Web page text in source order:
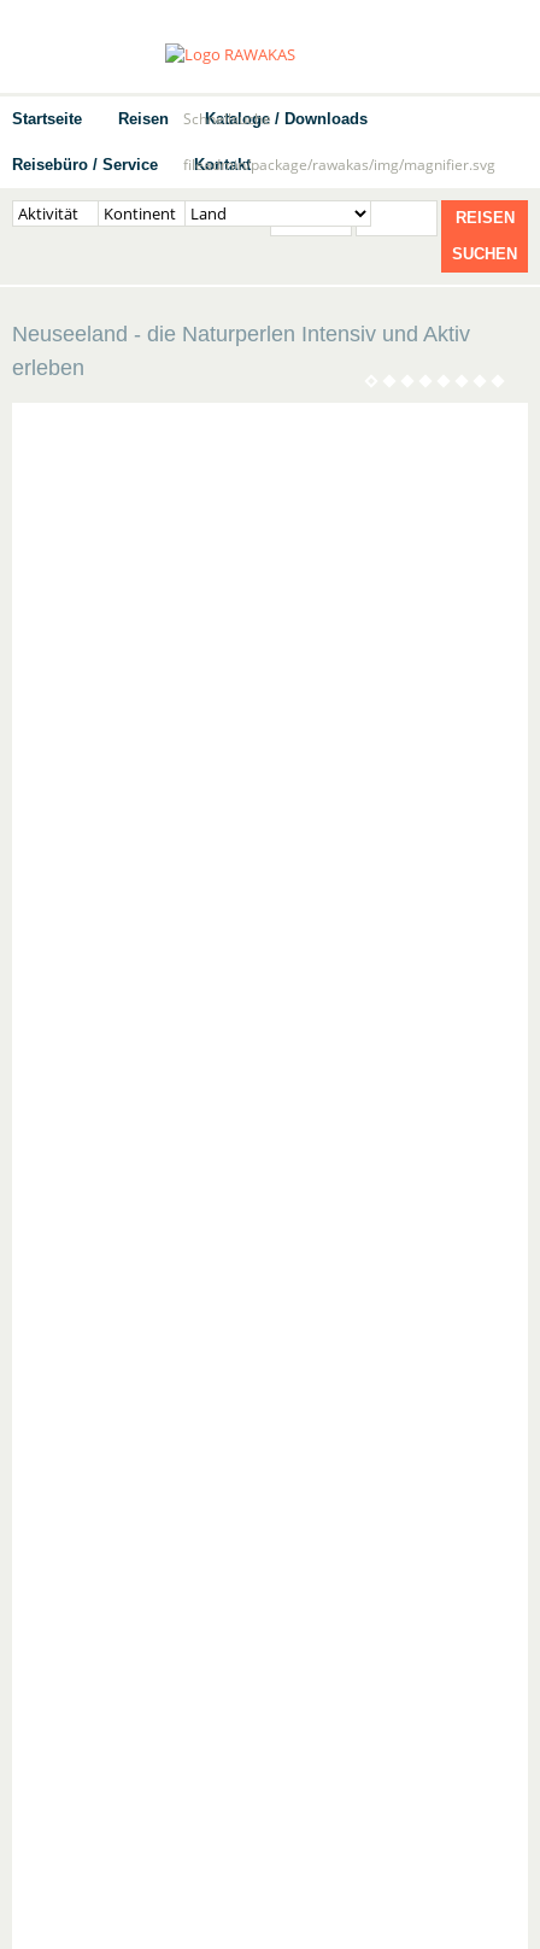
Startseite Reisen Kataloge / Downloads
Reisebüro / Service Kontakt
Schnellsuche
fileadmin/package/rawakas/img/magnifier.svg
REISEN
SUCHEN
Neuseeland - die Naturperlen Intensiv und Aktiv
erleben